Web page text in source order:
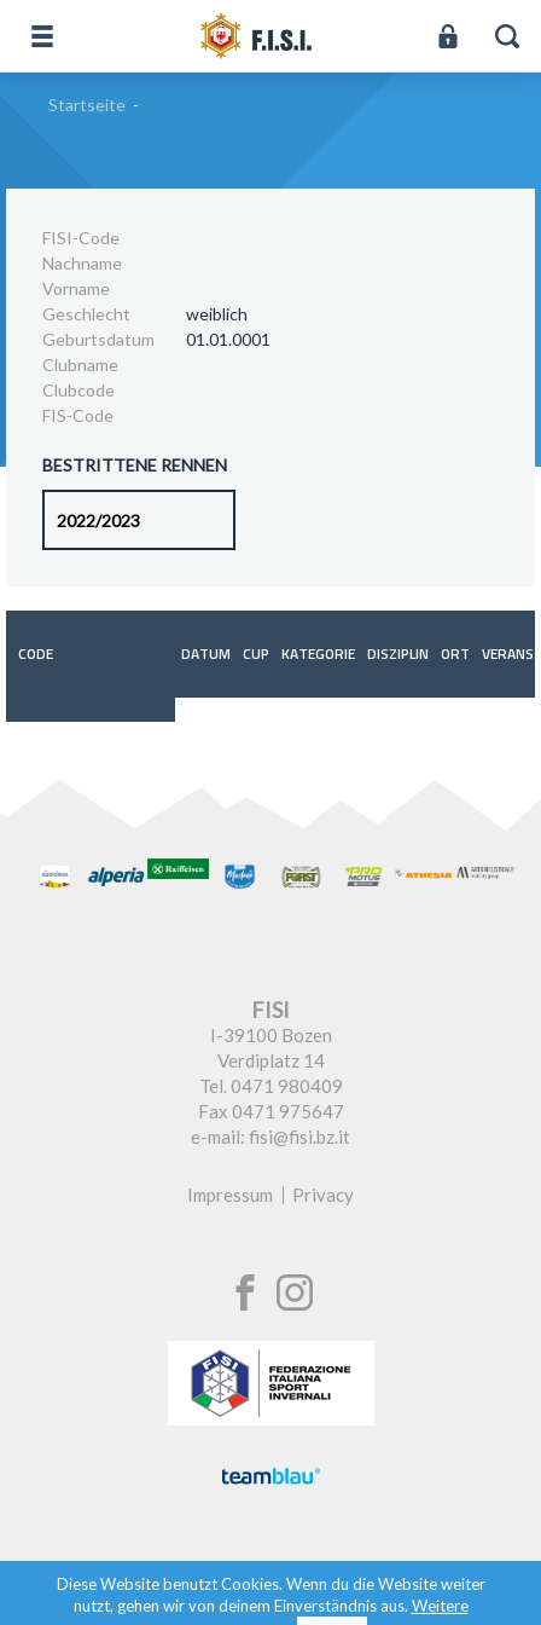
Startseite -
FISI-Code
Nachname
Vorname
Geschlecht
weiblich
Geburtsdatum
01.01.0001
Clubname
Clubcode
FIS-Code
BESTRITTENE RENNEN
CODE DATUM CUP KATEGORIE DISZIPLIN ORT
FISI
I-39100 Bozen
Verdiplatz 14
Tel. 0471 980409
Fax 0471 975647
e-mail: fisi@fisi.bz.it
Impressum Privacy
Diese Website benutzt Cookies. Wenn du die Website weiter
nutzt, gehen wir von deinem Einverständnis aus. Weitere